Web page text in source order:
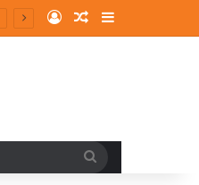
Log InRandom Article
Sidebar